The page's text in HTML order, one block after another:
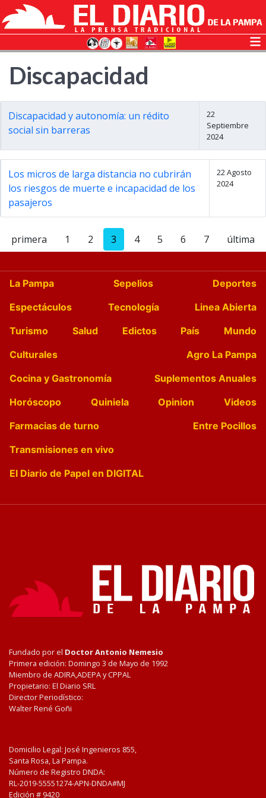
Discapacidad
Discapacidad y autonomía: un rédito
social sin barreras
22
Septiembre
2024
Los micros de larga distancia no cubrirán
los riesgos de muerte e incapacidad de los
pasajeros
22 Agosto
2024
primera 1 2 3 4 5 6 7 última
La Pampa Sepelios
Deportes
Espectáculos
Tecnología
Linea Abierta
Turismo
Salud Edictos País
Mundo
Culturales
Agro La Pampa
Cocina y Gastronomía
Suplementos Anuales
Horóscopo
Quiniela Opinion
Videos
Farmacias de turno
Entre Pocillos
Transmisiones en vivo
El Diario de Papel en DIGITAL
Fundado por el Doctor Antonio Nemesio
Primera edición: Domingo 3 de Mayo de 1992
Miembro de ADIRA,ADEPA y CPPAL
Propietario: El Diario SRL
Director Periodístico:
Walter René Goñi
Domicilio Legal: José Ingenieros 855,
Santa Rosa, La Pampa.
Número de Registro DNDA:
RL-2019-55551274-APN-DNDA#MJ
Edición # 9420